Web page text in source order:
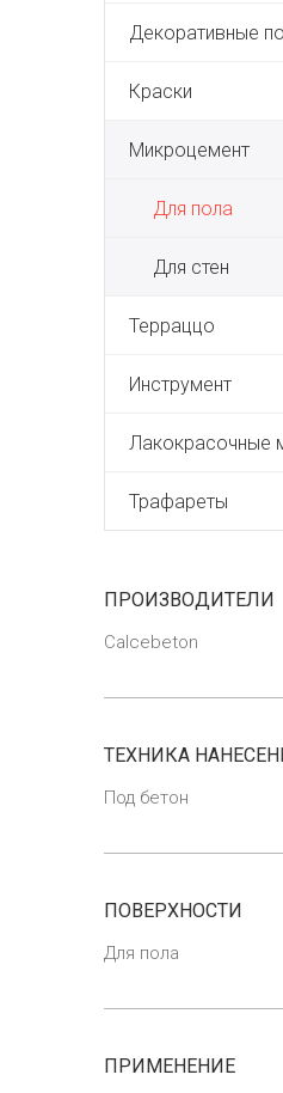
Декоративные
Краски
Микроцемент
Для пола
Для стен
Терраццо
Инструмент
Лакокрасочные
Трафареты
ПРОИЗВОДИТЕЛИ
Calcebeton
ТЕХНИКА
Под бетон
ПОВЕРХНОСТИ
Для пола
ПРИМЕНЕНИЕ